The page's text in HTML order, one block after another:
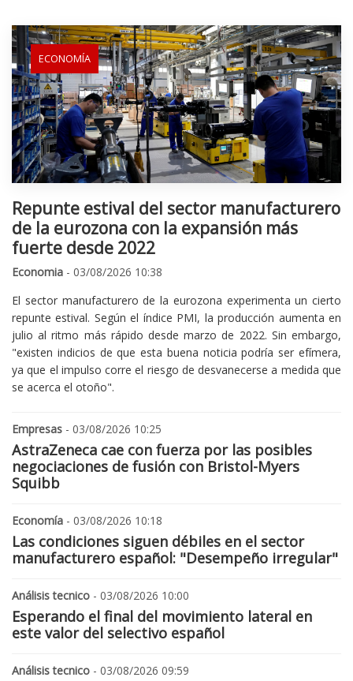
ECONOMÍA
Repunte estival del sector manufacturero
de la eurozona con la expansión más
fuerte desde 2022
Economia - 03/08/2026 10:38
El sector manufacturero de la eurozona experimenta un cierto
repunte estival. Según el índice PMI, la producción aumenta en
julio al ritmo más rápido desde marzo de 2022. Sin embargo,
"existen indicios de que esta buena noticia podría ser efímera,
ya que el impulso corre el riesgo de desvanecerse a medida que
se acerca el otoño".
Empresas - 03/08/2026 10:25
AstraZeneca cae con fuerza por las posibles
negociaciones de fusión con Bristol-Myers
Squibb
Economía - 03/08/2026 10:18
Las condiciones siguen débiles en el sector
manufacturero español: "Desempeño irregular"
Análisis tecnico - 03/08/2026 10:00
Esperando el final del movimiento lateral en
este valor del selectivo español
Análisis tecnico - 03/08/2026 09:59